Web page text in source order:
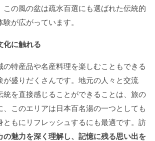
この風の盆は疏水百選にも選ばれた伝統的
が広がっています。
化に触れる
の特産品や名産料理を楽しむこともできる
が盛りだくさんです。地元の人々と交流
統を直接感じることができることは、旅の
このエリアは日本百名湯の一つとしても
ともにリフレッシュするにも最適です。訪
の魅力を深く理解し、記憶に残る思い出を